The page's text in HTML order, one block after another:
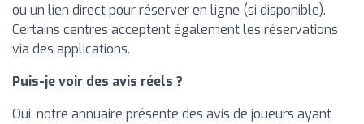
ou un lien direct pour réserver en ligne (si disponible).
Certains centres acceptent également les réservations
via des applications.
Puis-je voir des avis réels ?
Oui, notre annuaire présente des avis de joueurs ayant